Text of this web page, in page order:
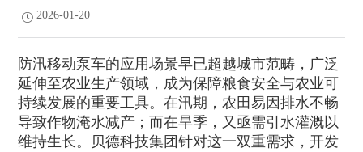
2026-01-20
防汛移动泵车的应用场景早已超越城市范畴，广泛
延伸至农业生产领域，成为保障粮食安全与农业可
持续发展的重要工具。在汛期，农田易因排水不畅
导致作物淹水减产；而在旱季，又亟需引水灌溉以
维持生长。贝德科技集团针对这一双重需求，开发